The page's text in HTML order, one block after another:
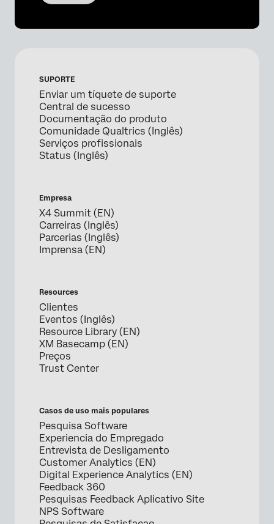
SUPORTE
Enviar um tíquete de suporte
Central de sucesso
Documentação do produto
Comunidade Qualtrics (Inglês)
Serviços profissionais
Status (Inglês)
Empresa
X4 Summit (EN)
Carreiras (Inglês)
Parcerias (Inglês)
Imprensa (EN)
Resources
Clientes
Eventos (Inglês)
Resource Library (EN)
XM Basecamp (EN)
Preços
Trust Center
Casos de uso mais populares
Pesquisa Software
Experiencia do Empregado
Entrevista de Desligamento
Customer Analytics (EN)
Digital Experience Analytics (EN)
Feedback 360
Pesquisas Feedback Aplicativo Site
NPS Software